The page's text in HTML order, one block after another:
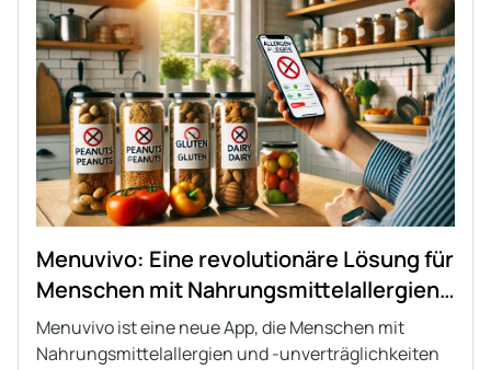
Menuvivo: Eine revolutionäre Lösung für
Menschen mit Nahrungsmittelallergien
und -unverträglichkeiten
Menuvivo ist eine neue App, die Menschen mit
Nahrungsmittelallergien und -unverträglichkeiten